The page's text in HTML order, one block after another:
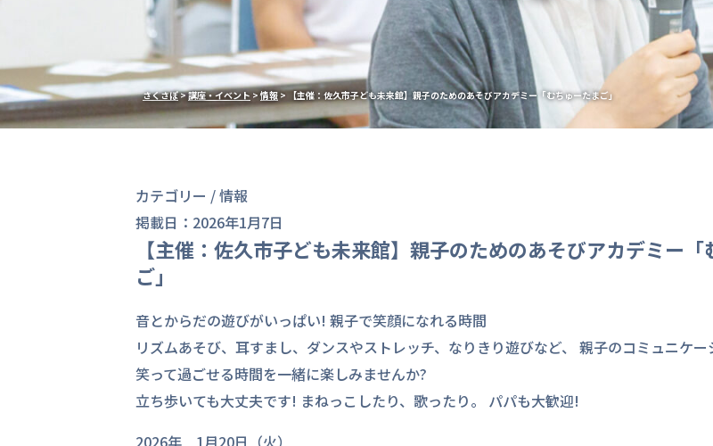
さくさぽ>講座・イベント>情報> 【主催：佐久市子ども未来館】親子のためのあそびアカデミー「むちゅーたまご」
カテゴリー /情報
掲載日：2026年1月7日
【主催：佐久市子ども未来館】親子のためのあそびアカデミー「
ご」
音とからだの遊びがいっぱい! 親子で笑顔になれる時間
リズムあそび、耳すまし、ダンスやストレッチ、なりきり遊びなど、 親子のコミュニケー
笑って過ごせる時間を一緒に楽しみませんか?
立ち歩いても大丈夫です! まねっこしたり、歌ったり。 パパも大歓迎!
2026年 1月20日（火）